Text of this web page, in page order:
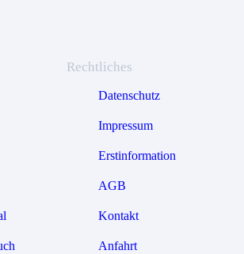
Rechtliches
Datenschutz
Impressum
Erstinformation
AGB
Kontakt
Anfahrt